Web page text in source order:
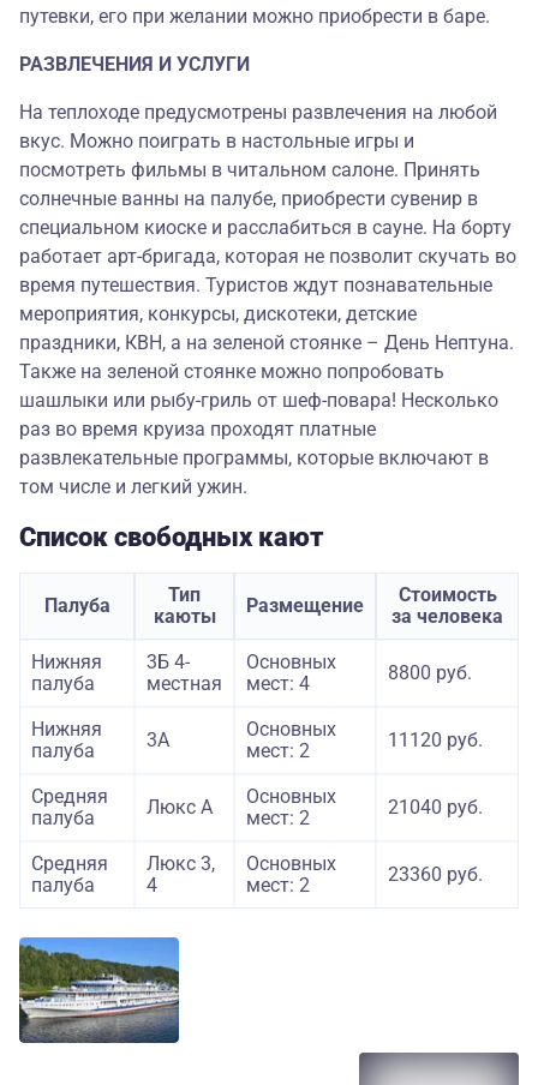
путевки, его при желании можно приобрести в баре.
РАЗВЛЕЧЕНИЯ И УСЛУГИ
На теплоходе предусмотрены развлечения на любой
вкус. Можно поиграть в настольные игры и
посмотреть фильмы в читальном салоне. Принять
солнечные ванны на палубе, приобрести сувенир в
специальном киоске и расслабиться в сауне. На борту
работает арт-бригада, которая не позволит скучать во
время путешествия. Туристов ждут познавательные
мероприятия, конкурсы, дискотеки, детские
праздники, КВН, а на зеленой стоянке – День Нептуна.
Также на зеленой стоянке можно попробовать
шашлыки или рыбу-гриль от шеф-повара! Несколько
раз во время круиза проходят платные
развлекательные программы, которые включают в
том числе и легкий ужин.
Список свободных кают
Палуба
Тип
каюты
Размещение
Стоимость
за человека
Нижняя
палуба
3Б 4-
местная
Основных
мест: 4
8800 руб.
Нижняя
палуба
3А
Основных
мест: 2
11120 руб.
Средняя
палуба
Люкс А
Основных
мест: 2
21040 руб.
Средняя
палуба
Люкс 3,
4
Основных
мест: 2
23360 руб.